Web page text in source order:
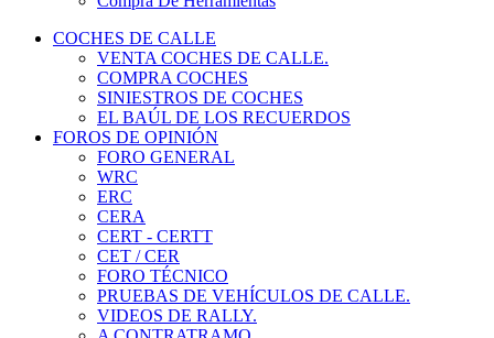
COCHES DE CALLE
VENTA COCHES DE CALLE.
COMPRA COCHES
SINIESTROS DE COCHES
EL BAÚL DE LOS RECUERDOS
FOROS DE OPINIÓN
FORO GENERAL
WRC
ERC
CERA
CERT - CERTT
CET / CER
FORO TÉCNICO
PRUEBAS DE VEHÍCULOS DE CALLE.
VIDEOS DE RALLY.
A CONTRATRAMO
TIENDA ONLINE